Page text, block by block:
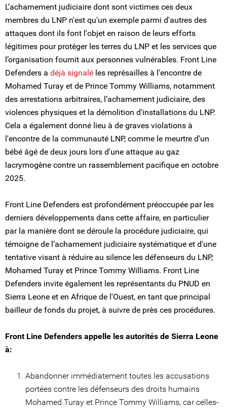
L’acharnement judiciaire dont sont victimes ces deux
membres du LNP n'est qu'un exemple parmi d'autres des
attaques dont ils font l'objet en raison de leurs efforts
légitimes pour protéger les terres du LNP et les services que
l’organisation fournit aux personnes vulnérables. Front Line
Defenders a déjà signalé les représailles à l'encontre de
Mohamed Turay et de Prince Tommy Williams, notamment
des arrestations arbitraires, l’acharnement judiciaire, des
violences physiques et la démolition d'installations du LNP.
Cela a également donné lieu à de graves violations à
l'encontre de la communauté LNP, comme le meurtre d'un
bébé âgé de deux jours lors d'une attaque au gaz
lacrymogène contre un rassemblement pacifique en octobre
2025.
Front Line Defenders est profondément préoccupée par les
derniers développements dans cette affaire, en particulier
par la manière dont se déroule la procédure judiciaire, qui
témoigne de l’acharnement judiciaire systématique et d'une
tentative visant à réduire au silence les défenseurs du LNP,
Mohamed Turay et Prince Tommy Williams. Front Line
Defenders invite également les représentants du PNUD en
Sierra Leone et en Afrique de l'Ouest, en tant que principal
bailleur de fonds du projet, à suivre de près ces procédures.
Front Line Defenders appelle les autorités de Sierra Leone
à:
Abandonner immédiatement toutes les accusations
portées contre les défenseurs des droits humains
Mohamed Turay et Prince Tommy Williams, car celles-